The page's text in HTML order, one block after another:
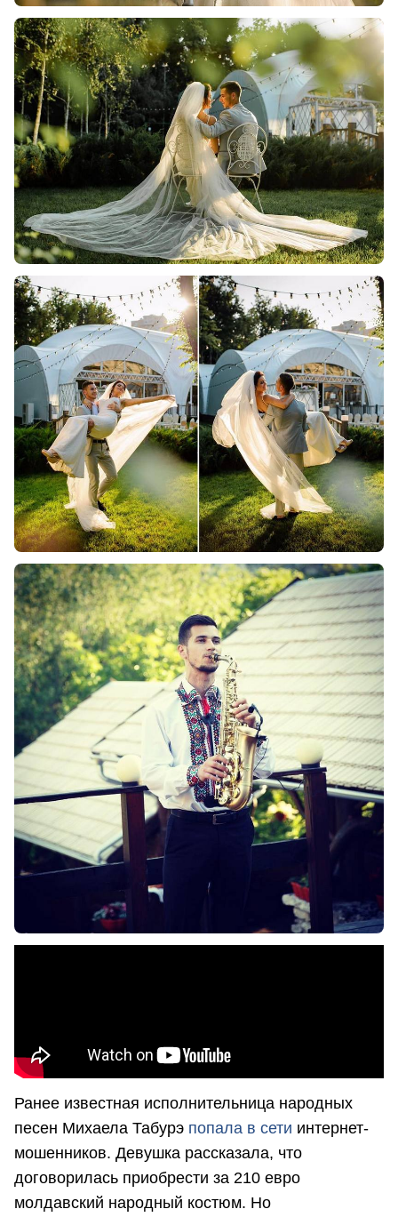
Ранее известная исполнительница народных
песен Михаела Табурэ попала в сети интернет-
мошенников. Девушка рассказала, что
договорилась приобрести за 210 евро
молдавский народный костюм. Но